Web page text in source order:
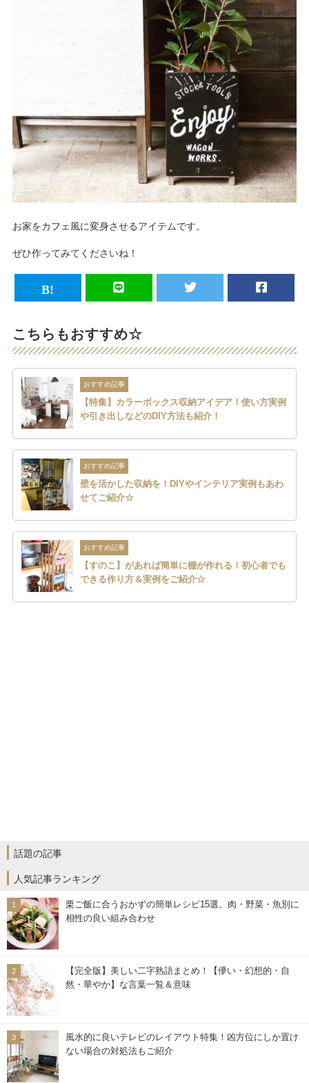
お家をカフェ風に変身させるアイテムです。
ぜひ作ってみてくださいね！
こちらもおすすめ☆
おすすめ記事
【特集】カラーボックス収納アイデア！使い方実例
や引き出しなどのDIY方法も紹介！
おすすめ記事
壁を活かした収納を！DIYやインテリア実例もあわ
せてご紹介☆
おすすめ記事
【すのこ】があれば簡単に棚が作れる！初心者でも
できる作り方＆実例をご紹介☆
話題の記事
人気記事ランキング
栗ご飯に合うおかずの簡単レシピ15選。肉・野菜・魚別に
相性の良い組み合わせ
【完全版】美しい二字熟語まとめ！【儚い・幻想的・自
然・華やか】な言葉一覧＆意味
風水的に良いテレビのレイアウト特集！凶方位にしか置け
ない場合の対処法もご紹介